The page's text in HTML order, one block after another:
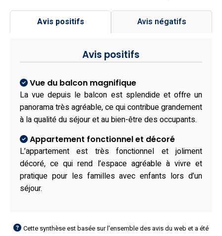
Avis positifs Avis négatifs
Avis positifs
Vue du balcon magnifique
La vue depuis le balcon est splendide et offre un
panorama très agréable, ce qui contribue grandement
à la qualité du séjour et au bien-être des occupants.
Appartement fonctionnel et décoré
L’appartement est très fonctionnel et joliment
décoré, ce qui rend l’espace agréable à vivre et
pratique pour les familles avec enfants lors d’un
séjour.
Cette synthèse est basée sur l'ensemble des avis du web et a été